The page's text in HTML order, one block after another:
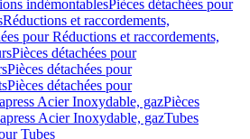
indémontablesPièces détachées pour
Réductions et raccordements,
pour Réductions et raccordements,
Pièces détachées pour
Pièces détachées pour
Pièces détachées pour
Acier Inoxydable, gazPièces
Acier Inoxydable, gazTubes
Tubes